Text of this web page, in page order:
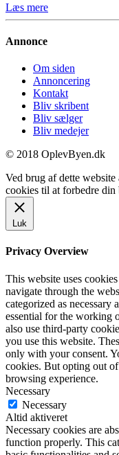
Læs mere
Annonce
Om siden
Annoncering
Kontakt
Bliv skribent
Bliv sælger
Bliv medejer
© 2018 OplevByen.dk
Ved brug af dette
cookies til at forbedre din
Luk
Privacy Overview
This website uses
navigate through the
categorized as necessary
essential for the working
also use third-party
you use this website.
only with your consent.
cookies. But opting out
browsing experience.
Necessary
Necessary
Altid aktiveret
Necessary cookies are
function properly. This